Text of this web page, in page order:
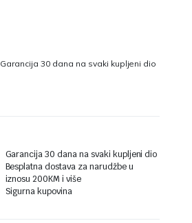
Garancija 30 dana na svaki kupljeni dio
Garancija 30 dana na svaki kupljeni dio
Besplatna dostava za narudžbe u
iznosu 200KM i više
Sigurna kupovina